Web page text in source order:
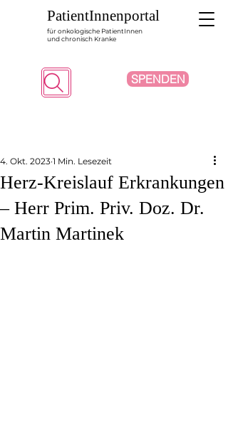
PatientInnenportal
für onkologische PatientInnen
und chronisch Kranke
Suche SPENDEN
Herz-Kreislauf Erkrankungen
– Herr Prim. Priv. Doz. Dr.
Martin Martinek
4. Okt. 2023 1 Min. Lesezeit